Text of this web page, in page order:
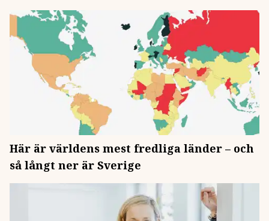
Här är världens mest fredliga länder – och
så långt ner är Sverige